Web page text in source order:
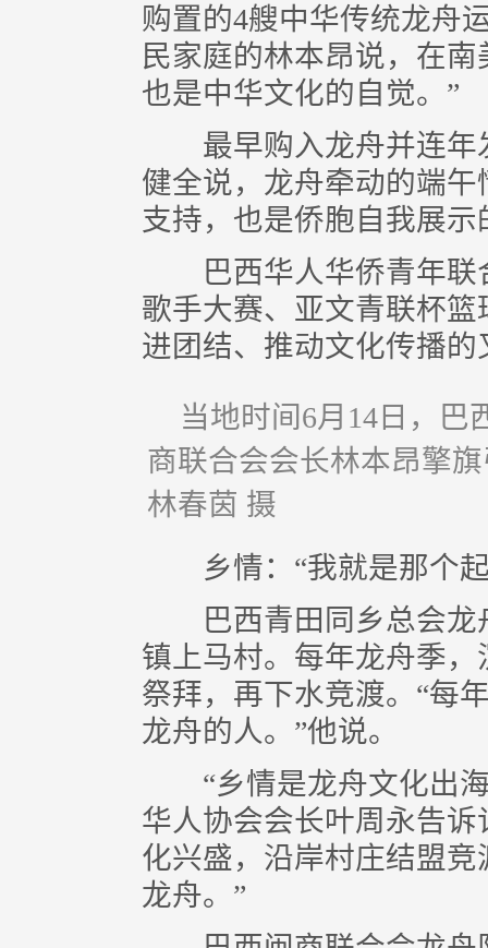
购置的4艘中华传统龙舟
民家庭的林本昂说，在
也是中华文化的自觉。”
最早购入龙舟并连年
健全说，龙舟牵动的端
支持，也是侨胞自我展示
巴西华人华侨青年联
歌手大赛、亚文青联杯
进团结、推动文化传播的
当地时间6月14日，巴
商联合会会长林本昂擎
林春茵 摄
乡情：“我就是那个起
巴西青田同乡总会龙
镇上马村。每年龙舟季
祭拜，再下水竞渡。“每
龙舟的人。”他说。
“乡情是龙舟文化出海
华人协会会长叶周永告
化兴盛，沿岸村庄结盟
龙舟。”